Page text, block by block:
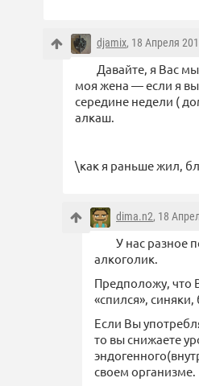
djamix, 18 Апреля
Давайте, я Вас
моя жена — если я
середине недели (
алкаш.
\как я раньше жил,
dima.n2, 18
У нас разное
алкоголик.
Предположу, что
«спился»,
Если Вы
то вы снижаете
своем организме.